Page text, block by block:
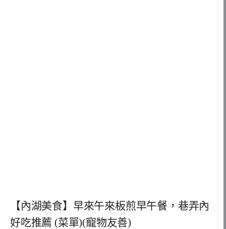
【內湖美食】早來午來板煎早午餐，巷弄內
好吃推薦 (菜單)(寵物友善)